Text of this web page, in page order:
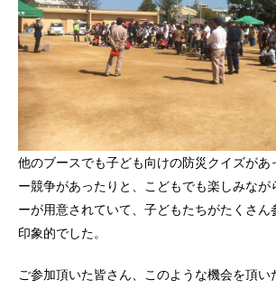
他のブースでも子ども向けの防災クイズがあ
ー競争があったりと、こどもでも楽しみなが
ーが用意されていて、子どもたちがたくさん
印象的でした。
ご参加頂いた皆さん、このような機会を頂い